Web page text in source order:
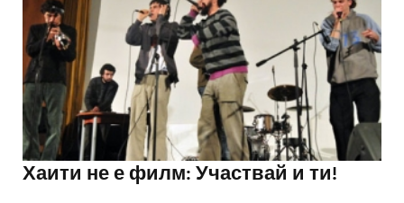
Хаити не е филм: Участвай и ти!